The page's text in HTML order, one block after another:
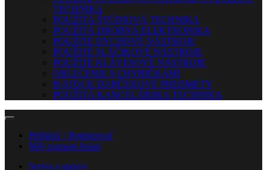
TECHNIKA
POUŽITÁ ŠTÚDIOVÁ TECHNIKA
POUŽITÁ DROBNÁ ELEKTRONIKA
POUŽITÉ DYCHOVÉ NÁSTROJE
POUŽITÉ SLÁČIKOVÉ NÁSTROJE
POUŽITÉ KLÁVESOVÉ NÁSTROJE
OBLEČENIE S CHYBIČKAMI
B-STOCK DARČEKOVÉ PREDMETY
POUŽITÁ KANCELÁRSKA TECHNIKA
Prihlásiť / Registrovať
Môj zoznam želaní
Servis a opravy